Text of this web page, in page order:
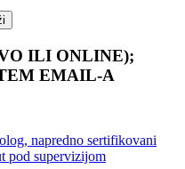
ILI ONLINE);
EMAIL-A
napredno sertifikovani
pod supervizijom